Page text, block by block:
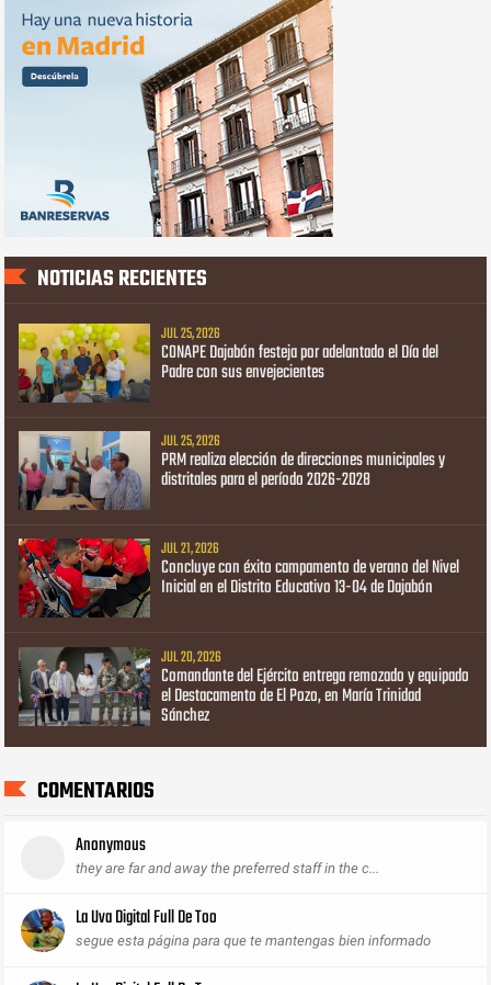
NOTICIAS RECIENTES
JUL 25, 2026
CONAPE Dajabón festeja por adelantado el Día del
Padre con sus envejecientes
JUL 25, 2026
PRM realiza elección de direcciones municipales y
distritales para el período 2026-2028
JUL 21, 2026
Concluye con éxito campamento de verano del Nivel
Inicial en el Distrito Educativo 13-04 de Dajabón
JUL 20, 2026
Comandante del Ejército entrega remozado y equipado
el Destacamento de El Pozo, en María Trinidad
Sánchez
COMENTARIOS
Anonymous
they are far and away the preferred staff in the c...
La Uva Digital Full De Too
segue esta página para que te mantengas bien informado